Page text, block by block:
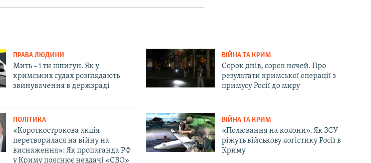
ПРАВА ЛЮДИНИ
Мить – і ти шпигун. Як у
кримських судах розглядають
звинувачення в держзраді
ВІЙНА ТА КРИМ
Сорок днів, сорок ночей. Про
результати кримської операції з
примусу Росії до миру
ПОЛІТИКА
«Короткострокова акція
перетворилася на війну на
виснаження»: Як пропаганда РФ
у Криму пояснює невдачі «СВО»
ВІЙНА ТА КРИМ
«Полювання на колони». Як ЗСУ
ріжуть військову логістику Росії в
Криму